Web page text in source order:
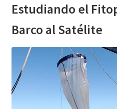
Estudiando el
Barco al Satélite